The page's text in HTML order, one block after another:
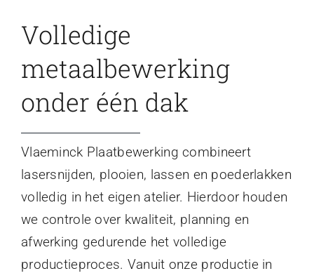
Volledige
metaalbewerking
onder één dak
Vlaeminck Plaatbewerking combineert
lasersnijden, plooien, lassen en poederlakken
volledig in het eigen atelier. Hierdoor houden
we controle over kwaliteit, planning en
afwerking gedurende het volledige
productieproces. Vanuit onze productie in